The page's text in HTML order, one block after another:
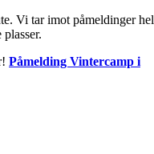
Vi tar imot påmeldinger
Påmelding Vintercamp i